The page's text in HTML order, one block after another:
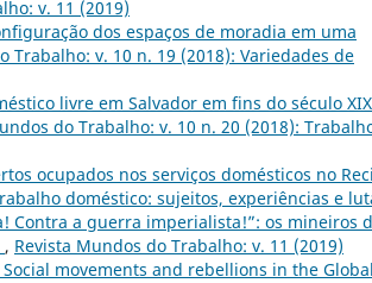
v. 11 (2019)
dos espaços de moradia em uma
Trabalho: v. 10 n. 19 (2018): Variedades de
livre em Salvador em fins do século
do Trabalho: v. 10 n. 20 (2018):
ocupados nos serviços domésticos no
doméstico: sujeitos, experiências e
Contra a guerra imperialista!”: os mineiros
, Revista Mundos do Trabalho: v. 11 (2019)
movements and rebellions in the Global